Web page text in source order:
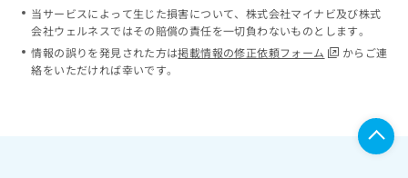
当サービスによって生じた損害について、株式会社マイナビ及び株式
会社ウェルネスではその賠償の責任を一切負わないものとします。
情報の誤りを発見された方は掲載情報の修正依頼フォーム
からご連
絡をいただければ幸いです。